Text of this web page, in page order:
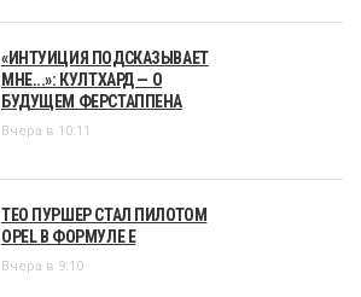
«ИНТУИЦИЯ ПОДСКАЗЫВАЕТ
МНЕ...»: КУЛТХАРД — О
БУДУЩЕМ ФЕРСТАППЕНА
Вчера в 10:11
ТЕО ПУРШЕР СТАЛ ПИЛОТОМ
OPEL В ФОРМУЛЕ Е
Вчера в 9:10